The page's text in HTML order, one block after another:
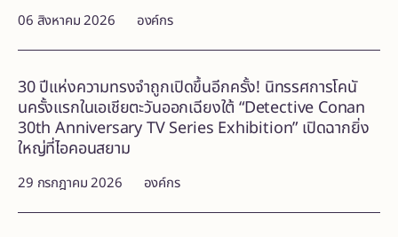
06 สิงหาคม 2026 องค์กร
29 กรกฎาคม 2026 องค์กร
30 ปีแห่งความทรงจำถูกเปิดขึ้นอีกครั้ง! นิทรรศการโคนั
นครั้งแรกในเอเชียตะวันออกเฉียงใต้ “Detective Conan
30th Anniversary TV Series Exhibition” เปิดฉากยิ่ง
ใหญ่ที่ไอคอนสยาม